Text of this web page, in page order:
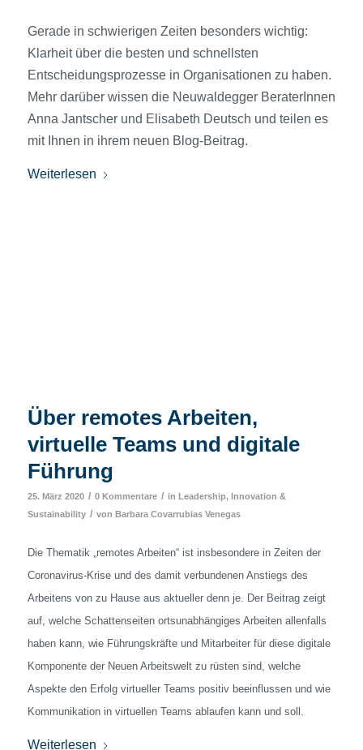
Gerade in schwierigen Zeiten besonders wichtig:
Klarheit über die besten und schnellsten
Entscheidungsprozesse in Organisationen zu haben.
Mehr darüber wissen die Neuwaldegger BeraterInnen
Anna Jantscher und Elisabeth Deutsch und teilen es
mit Ihnen in ihrem neuen Blog-Beitrag.
Weiterlesen
Über remotes Arbeiten,
virtuelle Teams und digitale
Führung
25. März 2020 / 0 Kommentare / in
Leadership, Innovation &
Sustainability / von Barbara Covarrubias Venegas
Die Thematik „remotes Arbeiten“ ist insbesondere in Zeiten der
Coronavirus-Krise und des damit verbundenen Anstiegs des
Arbeitens von zu Hause aus aktueller denn je. Der Beitrag zeigt
auf, welche Schattenseiten ortsunabhängiges Arbeiten allenfalls
haben kann, wie Führungskräfte und Mitarbeiter für diese digitale
Komponente der Neuen Arbeitswelt zu rüsten sind, welche
Aspekte den Erfolg virtueller Teams positiv beeinflussen und wie
Kommunikation in virtuellen Teams ablaufen kann und soll.
Weiterlesen